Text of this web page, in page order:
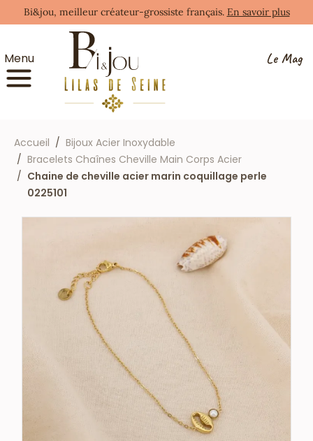
Bi&jou, meilleur créateur-grossiste français. En savoir plus
Menu Le Mag
Accueil
Bijoux Acier Inoxydable
Bracelets Chaînes Cheville Main Corps Acier
Chaine de cheville acier marin coquillage perle
0225101